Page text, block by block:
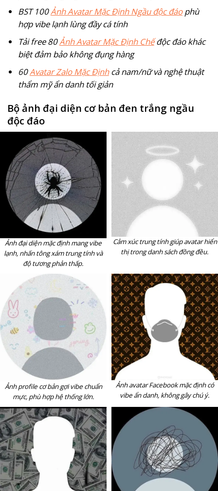
BST 100Ảnh Avatar Mặc Định Ngầu độc đáophù
hợp vibe lạnh lùng đầy cá tính
Tải free 80Ảnh Avatar Mặc Định Chếđộc đáo khác
biệt đảm bảo không đụng hàng
60Avatar Zalo Mặc Địnhcả nam/nữ và nghệ thuật
thẩm mỹ ẩn danh tối giản
Bộ ảnh đại diện cơ bản đen trắng ngầu
độc đáo
Ảnh đại diện mặc định mang vibe
lạnh, nhấn tông xám trung tính và
độ tương phản thấp.
Cảm xúc trung tính giúp avatar hiển
thị trong danh sách đồng đều.
Ảnh profile cơ bản gợi vibe chuẩn
mực, phù hợp hệ thống lớn.
Ảnh avatar Facebook mặc định có
vibe ẩn danh, không gây chú ý.